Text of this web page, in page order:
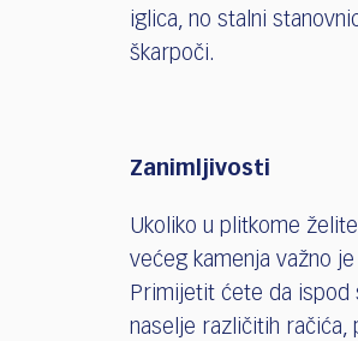
iglica, no stalni
škarpoči.
Zanimljivosti
Ukoliko u plitkome
većeg kamenja važno
Primijetit ćete da ispod
naselje različitih račića,